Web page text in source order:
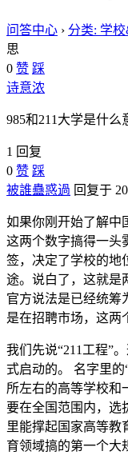
问答中心 › 分类: 学
思
0 赞 踩
诗意浓
985和211大学是什么
1 回复
0 赞 踩
被誰蠱惑過 回复于
如果你刚开始了解中
这两个数字搞得一头
签，决定了学校的地
途。说白了，这就是
官方说法是已经统筹
是在招聘市场，这两
我们先说“211工程”
式启动的。 名字里的
所左右的高等学校和
要在全国范围内，选
里能撑起国家高等教
育领域搞的第一个大